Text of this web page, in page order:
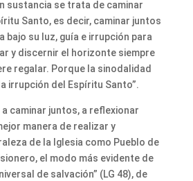
sustancia se trata de caminar
Santo, es decir, caminar juntos
bajo su luz, guía e irrupción para
y discernir el horizonte siempre
regalar. Porque la sinodalidad
irrupción del Espíritu Santo”.
caminar juntos, a reflexionar
manera de realizar y
de la Iglesia como Pueblo de
el modo más evidente de
de salvación” (LG 48), de